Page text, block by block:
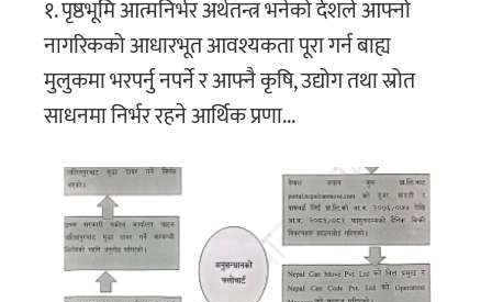
१. पृष्ठभूमि आत्मनिर्भर अर्थतन्त्र भनेको देशले आफ्नो
नागरिकको आधारभूत आवश्यकता पूरा गर्न बाह्य
मुलुकमा भरपर्नु नपर्ने र आफ्नै कृषि, उद्योग तथा स्रोत
साधनमा निर्भर रहने आर्थिक प्रणा...